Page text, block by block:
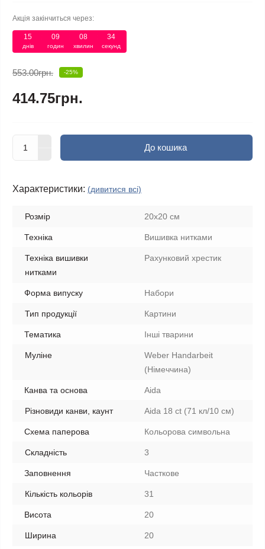
Акція закінчиться через:
15
днів
09
годин
08
хвилин
34
секунд
553.00грн. -25%
414.75грн.
До кошика
Характеристики: (дивитися всі)
Розмір 20x20 см
Техніка Вишивка нитками
Техніка вишивки
нитками
Рахунковий хрестик
Форма випуску Набори
Тип продукції Картини
Тематика Інші тварини
Муліне
Weber Handarbeit
(Німеччина)
Канва та основа Aida
Різновиди канви, каунт Aida 18 ct (71 кл/10 см)
Схема паперова Кольорова символьна
Складність 3
Заповнення Часткове
Кількість кольорів 31
Висота 20
Ширина 20